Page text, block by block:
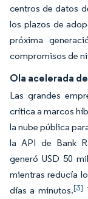
centros de datos
los plazos de
próxima
compromisos de
Ola acelerada
Las grandes
crítica a marcos
la nube pública
la API de Bank
generó USD 50
mientras reducía
días a minutos.[3]